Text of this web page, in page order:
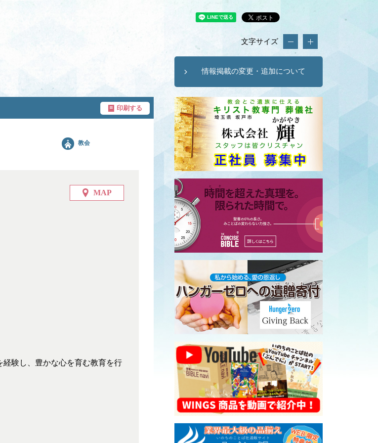
文字サイズ
情報掲載の変更・追加について
印刷する
教会
MAP
験し、豊かな心を育む教育を行